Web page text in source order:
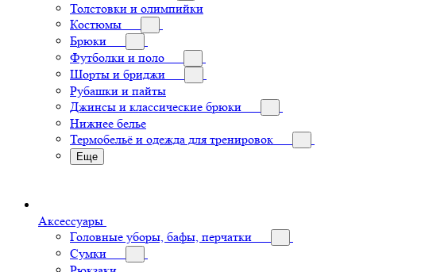
Толстовки и олимпийки
Костюмы
Брюки
Футболки и поло
Шорты и бриджи
Рубашки и пайты
Джинсы и классические брюки
Нижнее белье
Термобельё и одежда для тренировок
Еще
Аксессуары
Головные уборы, бафы, перчатки
Сумки